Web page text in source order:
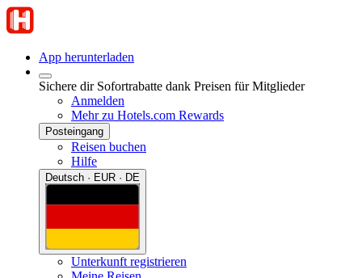
App herunterladen
Sichere dir Sofortrabatte dank Preisen für Mitglieder
Anmelden
Mehr zu Hotels.com Rewards
Posteingang
Reisen buchen
Hilfe
Deutsch · EUR · DE
Unterkunft registrieren